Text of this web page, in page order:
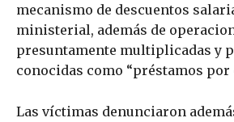
mecanismo de descuentos
ministerial, además de
presuntamente multiplicadas y
conocidas como “préstamos por
Las víctimas denunciaron